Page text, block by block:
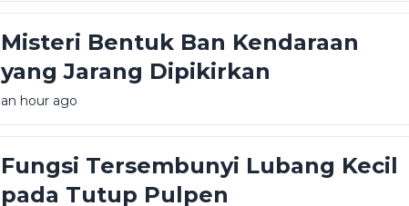
Misteri Bentuk Ban Kendaraan
yang Jarang Dipikirkan
an hour ago
Fungsi Tersembunyi Lubang Kecil
pada Tutup Pulpen